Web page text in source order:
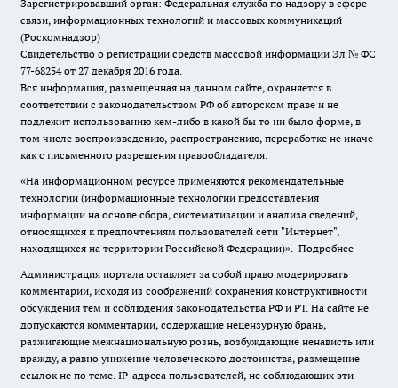
Зарегистрировавший орган: Федеральная служба по надзору в сфере
связи, информационных технологий и массовых коммуникаций
(Роскомнадзор)
Свидетельство о регистрации средств массовой информации Эл № ФС
77-68254 от 27 декабря 2016 года.
Вся информация, размещенная на данном сайте, охраняется в
соответствии с законодательством РФ об авторском праве и не
подлежит использованию кем-либо в какой бы то ни было форме, в
том числе воспроизведению, распространению, переработке не иначе
как с письменного разрешения правообладателя.
«На информационном ресурсе применяются рекомендательные
технологии (информационные технологии предоставления
информации на основе сбора, систематизации и анализа сведений,
относящихся к предпочтениям пользователей сети "Интернет",
находящихся на территории Российской Федерации)». Подробнее
Администрация портала оставляет за собой право модерировать
комментарии, исходя из соображений сохранения конструктивности
обсуждения тем и соблюдения законодательства РФ и РТ. На сайте не
допускаются комментарии, содержащие нецензурную брань,
разжигающие межнациональную рознь, возбуждающие ненависть или
вражду, а равно унижение человеческого достоинства, размещение
ссылок не по теме. IP-адреса пользователей, не соблюдающих эти